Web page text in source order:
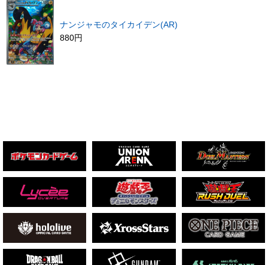
ナンジャモのタイカイデン(AR)
880円